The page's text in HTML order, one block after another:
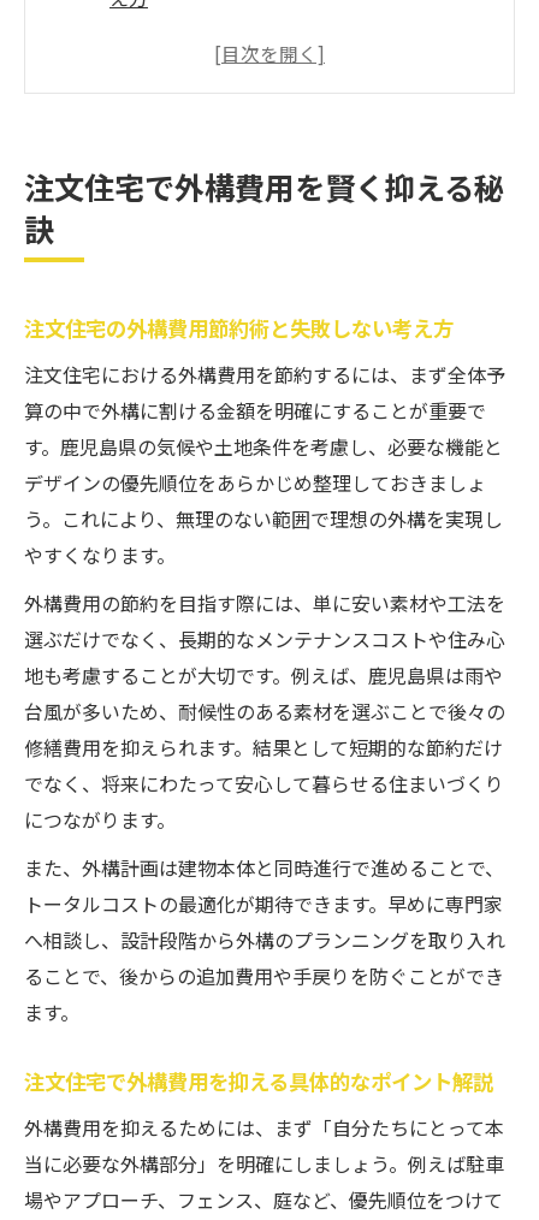
注文住宅で外構費用を抑える具体的なポイ
注文住宅の外構費用を削減する賢いアイデ
理想と予算を両立する外構計画の進め方
注文住宅の理想と予算バランスを取る外構
計画術
注文住宅で希望を叶える外構の優先順位決
定法
注文住宅の外構費用配分と予算調整のコツ
ン例
注文住宅の外構費用と希望の両立を図る方
鹿児島県の気候を活かした外構アイデア集
注文住宅に適した鹿児島県の外構費用と気
候対策
注文住宅の外構費用を考えた気候別デザイ
ン例
注文住宅の外構費用を抑える鹿児島県向け
工夫
注文住宅で叶える鹿児島県の外構費用最適
化術
外構費用が変動する理由と優先順位整理法
注文住宅の外構費用が変動する主な要因ま
注文住宅で外構費用を賢く抑える秘
訣
注文住宅の外構費用節約術と失敗しない考え方
注文住宅における外構費用を節約するには、まず全体予
算の中で外構に割ける金額を明確にすることが重要で
す。鹿児島県の気候や土地条件を考慮し、必要な機能と
デザインの優先順位をあらかじめ整理しておきましょ
う。これにより、無理のない範囲で理想の外構を実現し
やすくなります。
外構費用の節約を目指す際には、単に安い素材や工法を
選ぶだけでなく、長期的なメンテナンスコストや住み心
地も考慮することが大切です。例えば、鹿児島県は雨や
台風が多いため、耐候性のある素材を選ぶことで後々の
修繕費用を抑えられます。結果として短期的な節約だけ
でなく、将来にわたって安心して暮らせる住まいづくり
につながります。
また、外構計画は建物本体と同時進行で進めることで、
トータルコストの最適化が期待できます。早めに専門家
へ相談し、設計段階から外構のプランニングを取り入れ
ることで、後からの追加費用や手戻りを防ぐことができ
ます。
注文住宅で外構費用を抑える具体的なポイント解説
外構費用を抑えるためには、まず「自分たちにとって本
当に必要な外構部分」を明確にしましょう。例えば駐車
場やアプローチ、フェンス、庭など、優先順位をつけて